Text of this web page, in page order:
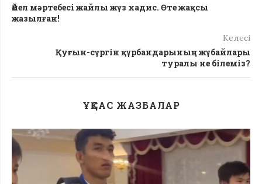
Әйел мәртебесі жайлы жүз хадис. Өте жақсы
жазылған!
Келесі
Қуғын-сүргін құрбандарының жұбайлары
туралы не білеміз?
ҰҚСАС ЖАЗБАЛАР